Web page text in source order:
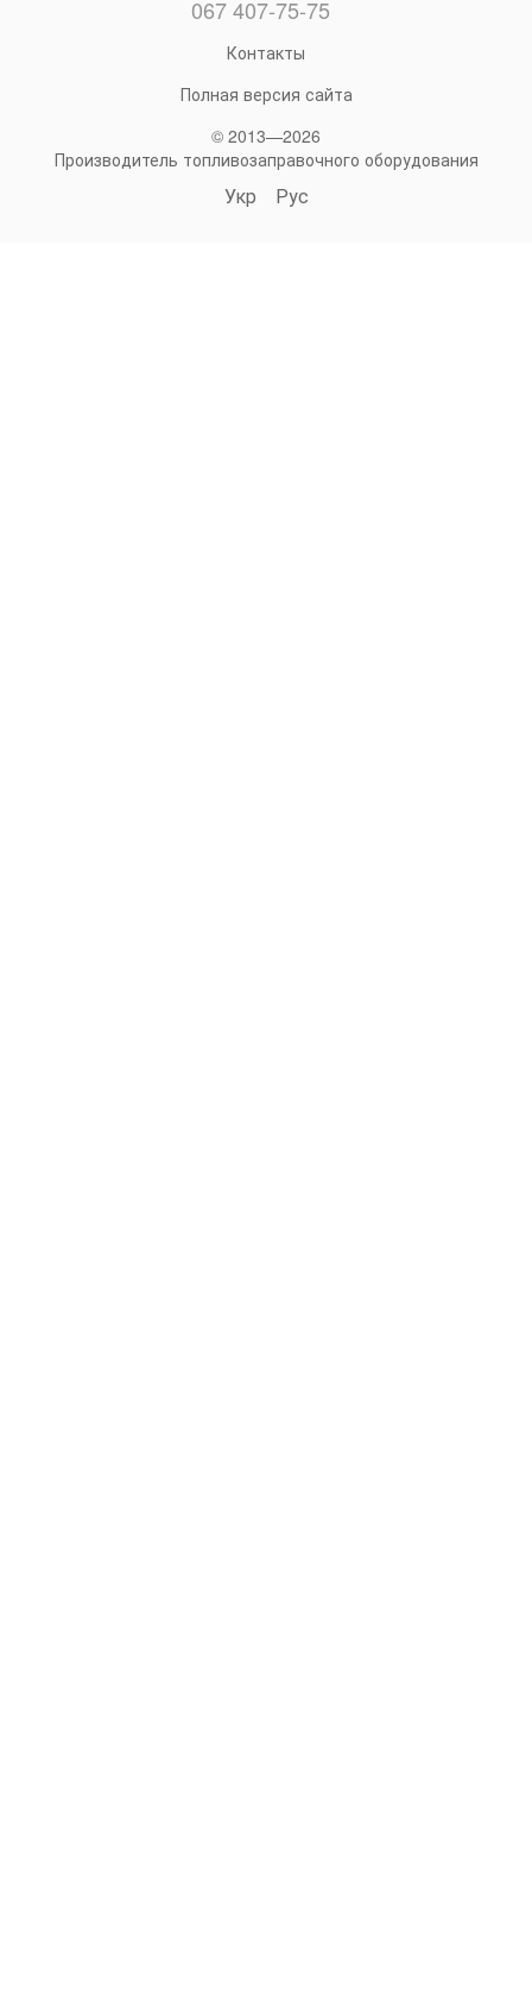
067 407-75-75
Контакты
Полная версия сайта
© 2013—2026
Производитель топливозаправочного оборудования
Укр Рус